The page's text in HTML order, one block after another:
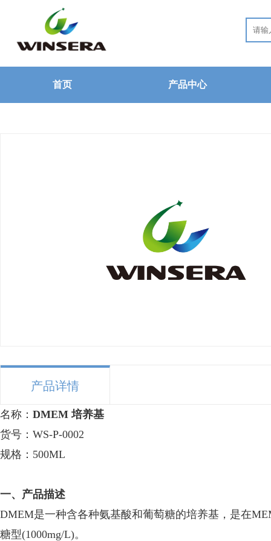
首页 产品中心
产品详情
名称： DMEM 培养基
货号：WS-P-0002
规格：500ML
一、产品描述
DMEM是一种含各种氨基酸和葡萄糖的培养基，是在
糖型(1000mg/L)。